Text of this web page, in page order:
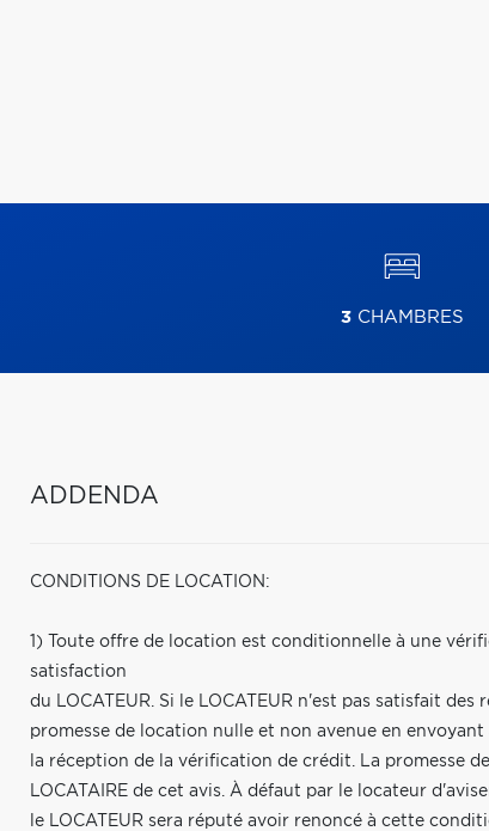
3CHAMBRES
ADDENDA
CONDITIONS DE LOCATION:
1) Toute offre de location est conditionnelle à une
satisfaction
du LOCATEUR. Si le LOCATEUR n'est pas satisfait
promesse de location nulle et non avenue en
la réception de la vérification de crédit. La promesse
LOCATAIRE de cet avis. À défaut par le locateur
le LOCATEUR sera réputé avoir renoncé à cette